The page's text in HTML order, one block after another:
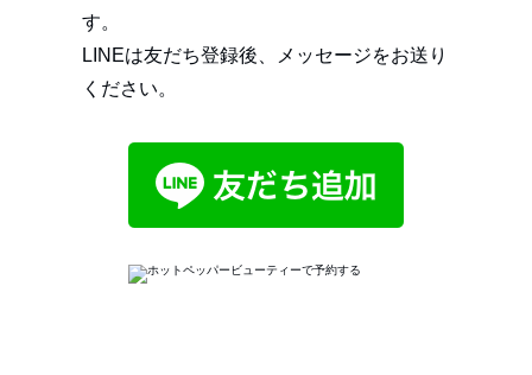
す。
LINEは友だち登録後、メッセージをお送り
ください。